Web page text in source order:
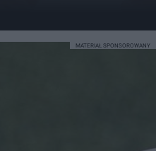
MATERIAŁ SPONSOROWANY